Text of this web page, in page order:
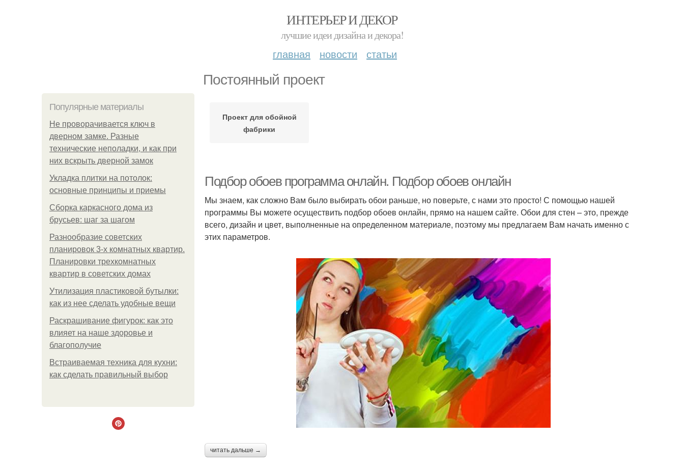
ИНТЕРЬЕР И ДЕКОР
лучшие идеи дизайна и декора!
главная новости статьи
Постоянный проект
Популярные материалы
Не проворачивается ключ в
дверном замке. Разные
технические неполадки, и как при
них вскрыть дверной замок
Укладка плитки на потолок:
основные принципы и приемы
Сборка каркасного дома из
брусьев: шаг за шагом
Разнообразие советских
планировок 3-х комнатных квартир.
Планировки трехкомнатных
квартир в советских домах
Утилизация пластиковой бутылки:
как из нее сделать удобные вещи
Раскрашивание фигурок: как это
влияет на наше здоровье и
благополучие
Встраиваемая техника для кухни:
как сделать правильный выбор
Проект для обойной
фабрики
Подбор обоев программа онлайн. Подбор обоев онлайн
Мы знаем, как сложно Вам было выбирать обои раньше, но поверьте, с нами это просто! С помощью нашей
программы Вы можете осуществить подбор обоев онлайн, прямо на нашем сайте. Обои для стен – это, прежде
всего, дизайн и цвет, выполненные на определенном материале, поэтому мы предлагаем Вам начать именно с
этих параметров.
читать дальше →